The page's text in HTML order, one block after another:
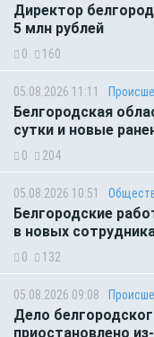
Директор
5 млн рублей
0 160
05.08.2026 11:11
Белгородская
сутки и новые
0 204
05.08.2026 10:51
Белгородские
в новых
0 132
05.08.2026 09:08
Дело
приостановлено